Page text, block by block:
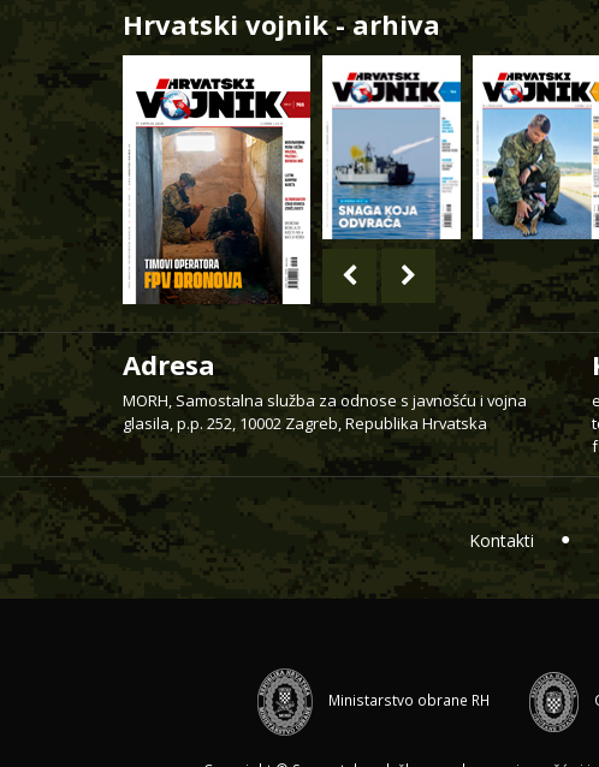
Hrvatski vojnik - arhiva
Adresa
MORH, Samostalna služba za odnose s javnošću i vojna
glasila, p.p. 252, 10002 Zagreb, Republika Hrvatska
Kontakti
Ministarstvo obrane RH